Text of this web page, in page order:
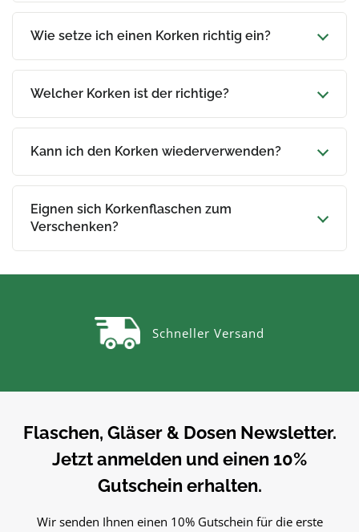
Wie setze ich einen Korken richtig ein?
Welcher Korken ist der richtige?
Kann ich den Korken wiederverwenden?
Eignen sich Korkenflaschen zum
Verschenken?
Schneller Versand
Flaschen, Gläser & Dosen Newsletter.
Jetzt anmelden und einen 10%
Gutschein erhalten.
Wir senden Ihnen einen 10% Gutschein für die erste